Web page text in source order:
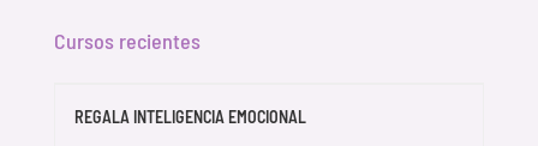
Cursos recientes
REGALA INTELIGENCIA EMOCIONAL